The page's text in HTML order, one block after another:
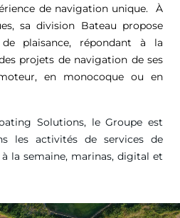
de navigation unique. À
sa division Bateau propose
plaisance, répondant à la
projets de navigation de ses
en monocoque ou en
Solutions, le Groupe est
les activités de services de
la semaine, marinas, digital et